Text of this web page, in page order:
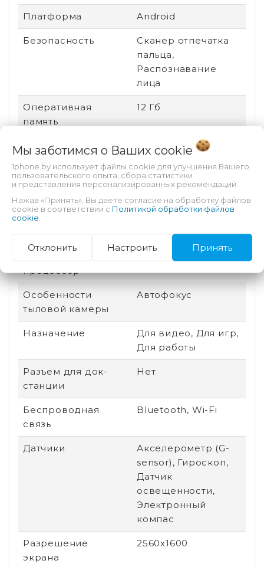
Платформа Android
Безопасность
Сканер отпечатка
пальца,
Распознавание
лица
Оперативная
память
12 Гб
Материал корпуса
Поддержка карт
памяти
Есть
Дата выхода 2023
Exynos 1380
процессор
ARM Mali-G68 MC4
Особенности
тыловой камеры
Автофокус
Назначение
Для видео, Для игр,
Для работы
Разъем для док-
станции
Нет
Беспроводная
связь
Bluetooth, Wi-Fi
Датчики
Акселерометр (G-
sensor), Гироскоп,
Датчик
освещенности,
Электронный
компас
Разрешение
экрана
2560x1600
Мы заботимся о Ваших cookie
1phone.by использует файлы cookie для улучшения Вашего
пользовательского опыта, сбора статистики
и представления персонализированных рекомендаций.
Нажав «Принять», Вы даете согласие на обработку файлов
cookie в соответствии с Политикой обработки файлов
cookie
Отклонить Настроить Принять